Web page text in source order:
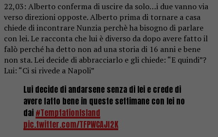
22,03: Alberto conferma di uscire da solo…i due vanno via
verso direzioni opposte. Alberto prima di tornare a casa
chiede di incontrare Nunzia perchè ha bisogno di parlare
con lei. Le racconta che lui è diverso da dopo avere fatto il
falò perché ha detto non ad una storia di 16 anni e bene
non sta. Lei decide di abbracciarlo e gli chiede: “E quindi”?
Lui: “Ci si rivede a Napoli”
Lui decide di andarsene senza di lei e crede di
avere fatto bene in queste settimane con lei no
dai #TemptationIsland
pic.twitter.com/TFPWCAJf2K